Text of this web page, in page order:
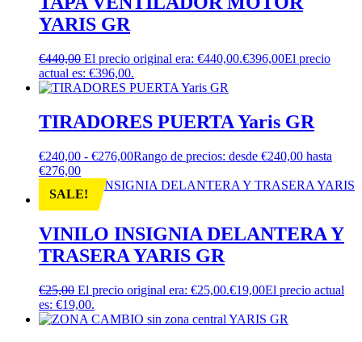
YARIS GR
€440,00 El precio original era: €440,00.€396,00El precio
actual es: €396,00.
TIRADORES PUERTA Yaris GR
€240,00 - €276,00Rango de precios: desde €240,00 hasta
€276,00
SALE!
VINILO INSIGNIA DELANTERA Y
TRASERA YARIS GR
€25,00 El precio original era: €25,00.€19,00El precio actual
es: €19,00.